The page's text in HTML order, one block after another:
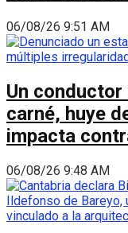
06/08/26 9:51 AM
Un
carné, huye
impacta
06/08/26 9:48 AM